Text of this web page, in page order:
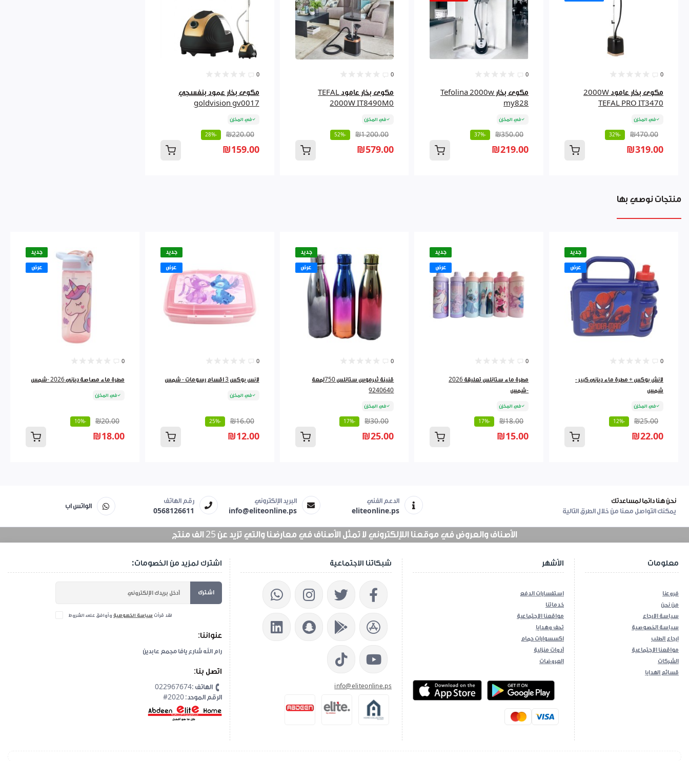
0
مكوى بخار عامود 2000W
TEFAL PRO IT3470
في المخزن
₪470.00
-32%
₪319.00
0
مكوى بخار Tefolina 2000w
my828
في المخزن
₪350.00
-37%
₪219.00
0
مكوى بخار عامود TEFAL
2000W IT8490M0
في المخزن
₪1 200.00
-52%
₪579.00
0
مكوى بخار عمود بنفسجي
goldvision gv0017
في المخزن
₪220.00
-28%
₪159.00
منتجات نوصي بها
جديد
عرض
0
لانش بوكس + مطرة ماء ديزني كبير -
شمس
في المخزن
₪25.00
-12%
₪22.00
جديد
عرض
0
مطرة ماء ستانلس تعليقة 2026
-شمس
في المخزن
₪18.00
-17%
₪15.00
جديد
عرض
0
قنينة ثيرموس ستانلس 750لمعة
9240640
في المخزن
₪30.00
-17%
₪25.00
جديد
عرض
0
لانس بوكس 3 اقسام رسومات - شمس
في المخزن
₪16.00
-25%
₪12.00
جديد
عرض
0
مطرة ماء مصاصة ديزني 2026 -شمس
في المخزن
₪20.00
-10%
₪18.00
نحن هنا دائما لمساعدتك
يمكنك التواصل معنا من خلال الطرق التالية
الدعم الفني
eliteonline.ps
البريد الإلكتروني
info@eliteonline.ps
رقم الهاتف
0568126611
الواتس اب
الأصناف والعروض في موقعنا اللإلكتروني لا تمثل الأصناف في معارضنا والتي تزيد عن 25 الف منتج
اشترك لمزيد من الخصومات:
اشترك
لقد قرأت سياسة الخصوصية وأوافق على الشروط
عنواننا:
رام الله شارع يافا مجمع عابدين
اتصل بنا:
الهاتف :022967674
#2020 :الرقم الموحد
شبكاتنا الاجتماعية
info@eliteonline.ps
الأشهر
استفسارات الدفع
خدماتنا
مواقعنا الاجتماعية
تحف وهدايا
اكسسوارات حمام
أدوات منزلية
العروضات
ios App Android App
معلومات
فروعنا
من نحن
سياسة الارجاع
سياسة الخصوصية
إرجاع الطلب
مواقعنا الاجتماعية
الشركات
قسائم الهدايا